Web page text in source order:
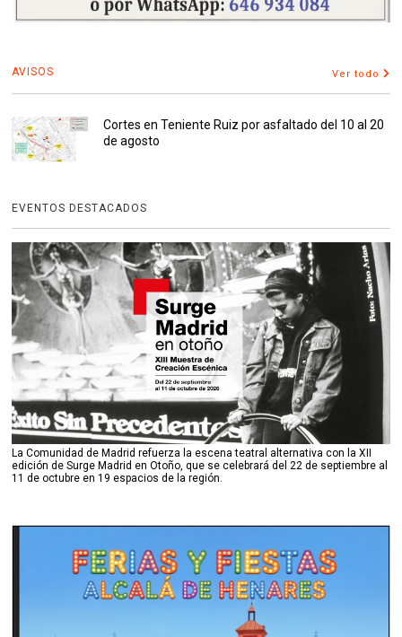
AVISOS Ver todo
Cortes en Teniente Ruiz por asfaltado del 10 al 20
de agosto
EVENTOS DESTACADOS
La Comunidad de Madrid refuerza la escena teatral alternativa con la XII
edición de Surge Madrid en Otoño, que se celebrará del 22 de septiembre al
11 de octubre en 19 espacios de la región.